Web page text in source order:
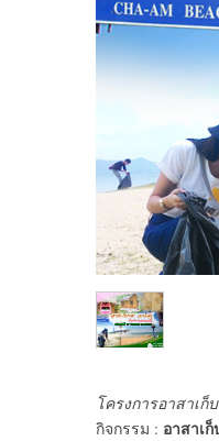
โครงการอาสาเ
กิจกรรม : อาสาเ